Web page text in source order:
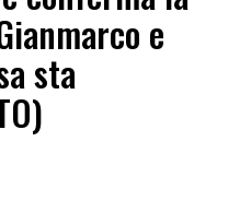
e
sta